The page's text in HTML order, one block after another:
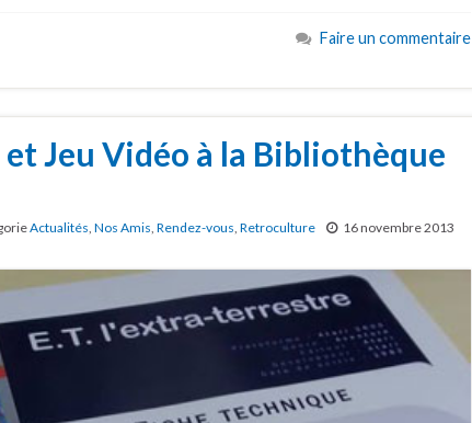
Faire un commentaire
et Jeu Vidéo à la Bibliothèque
Actualités Nos Amis Rendez-vous Retroculture 16 novembre 2013